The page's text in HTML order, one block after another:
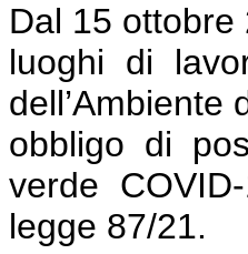
Dal 15
luoghi di
dell’Ambiente
obbligo di
verde
legge 87/21.